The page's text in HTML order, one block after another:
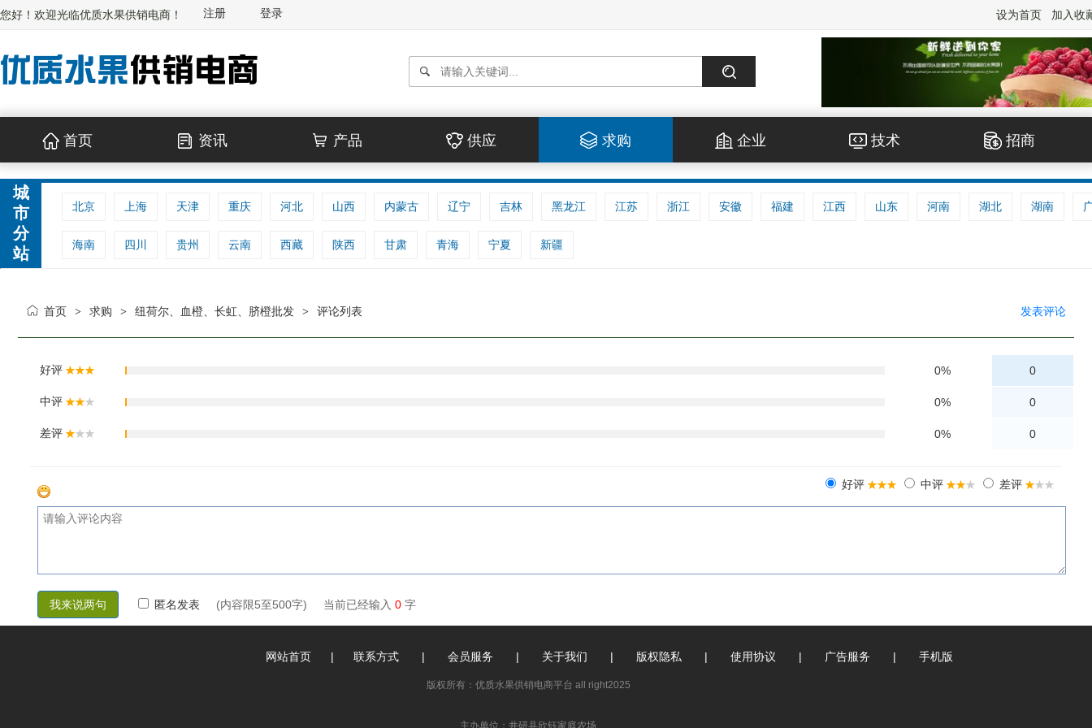
您好！欢迎光临优质水果供销电商！ 注册 登录 加入收
设为首页
首页 资讯 产品 供应 求购 企业 技术 招商
城
市
分
站
北京 上海 天津 重庆 河北 山西 内蒙古 辽宁 吉林 黑龙江 江苏 浙江 安徽 福建 江西 山东 河南 湖北 湖南
海南 四川 贵州 云南 西藏 陕西 甘肃 青海 宁夏 新疆
发表评论
首页 > 求购 > 纽荷尔、血橙、长虹、脐橙批发 > 评论列表
好评 0% 0
中评 0% 0
差评 0% 0
好评 中评 差评
匿名发表 (内容限5至500字) 当前已经输入 0 字
网站首页 | 联系方式 | 会员服务 | 关于我们 | 版权隐私 | 使用协议 | 广告服务 | 手机版
版权所有：优质水果供销电商平台 all right2025
主办单位：井研县欣钰家庭农场